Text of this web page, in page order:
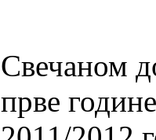
Свечаном
прве